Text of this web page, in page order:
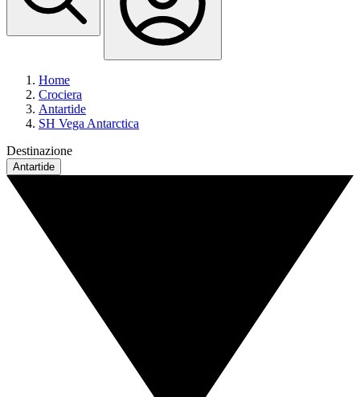
Home
Crociera
Antartide
SH Vega Antarctica
Destinazione
Antartide